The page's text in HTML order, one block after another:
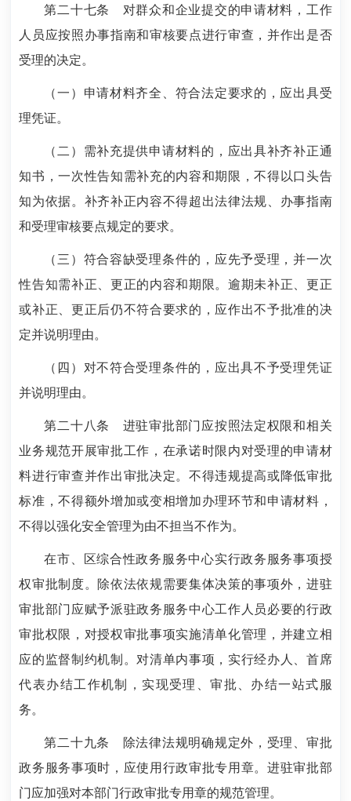
第二十七条
对群众和企业提交的申请材料，工作
人员应按照办事指南和审核要点进行审查，并作出是否
受理的决定。
（一）申请材料齐全、符合法定要求的，应出具受
理凭证。
（二）需补充提供申请材料的，应出具补齐补正通
知书，一次性告知需补充的内容和期限，不得以口头告
知为依据。补齐补正内容不得超出法律法规、办事指南
和受理审核要点规定的要求。
（三）符合容缺受理条件的，应先予受理，并一次
性告知需补正、更正的内容和期限。逾期未补正、更正
或补正、更正后仍不符合要求的，应作出不予批准的决
定并说明理由。
（四）对不符合受理条件的，应出具不予受理凭证
并说明理由。
第二十八条
进驻审批部门应按照法定权限和相关
业务规范开展审批工作，在承诺时限内对受理的申请材
料进行审查并作出审批决定。不得违规提高或降低审批
标准，不得额外增加或变相增加办理环节和申请材料，
不得以强化安全管理为由不担当不作为。
在市、区综合性政务服务中心实行政务服务事项授
权审批制度。除依法依规需要集体决策的事项外，进驻
审批部门应赋予派驻政务服务中心工作人员必要的行政
审批权限，对授权审批事项实施清单化管理，并建立相
应的监督制约机制。对清单内事项，实行经办人、首席
代表办结工作机制，实现受理、审批、办结一站式服
务。
第二十九条
除法律法规明确规定外，受理、审批
政务服务事项时，应使用行政审批专用章。进驻审批部
门应加强对本部门行政审批专用章的规范管理。